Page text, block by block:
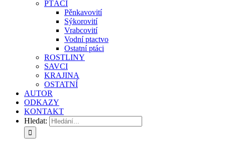
PTÁCI
Pěnkavovití
Sýkorovití
Vrabcovití
Vodní ptactvo
Ostatní ptáci
ROSTLINY
SAVCI
KRAJINA
OSTATNÍ
AUTOR
ODKAZY
KONTAKT
Hledat: